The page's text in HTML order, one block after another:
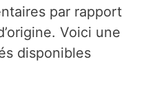
par rapport
Voici une
disponibles